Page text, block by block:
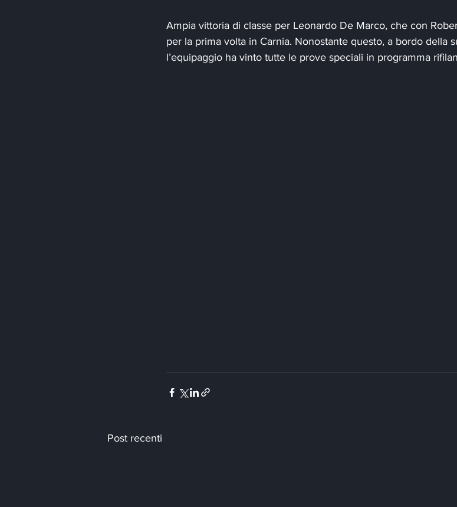
Ampia vittoria di classe per Leonardo De Marco, che con
per la prima volta in Carnia. Nonostante questo, a bordo della
l’equipaggio ha vinto tutte le prove speciali in programma
Post recenti